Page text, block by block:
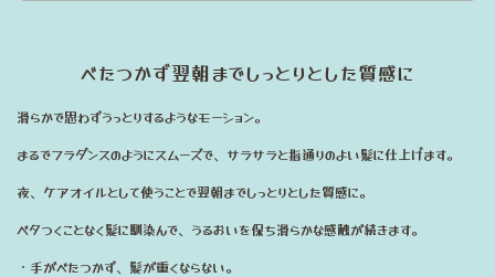
べたつかず翌朝までしっとりとした質感に
滑らかで思わずうっとりするようなモーション。
まるでフラダンスのようにスムーズで、サラサラと指通りのよい髪に仕上げます。
夜、ケアオイルとして使うことで翌朝までしっとりとした質感に。
ベタつくことなく髪に馴染んで、うるおいを保ち滑らかな感触が続きます。
・手がべたつかず、髪が重くならない。